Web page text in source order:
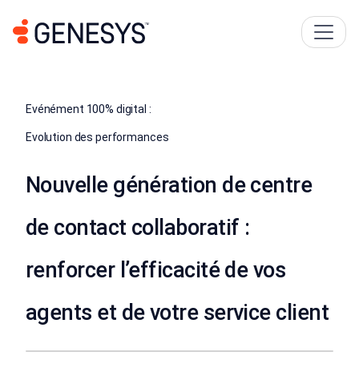
Evénément 100% digital :
Evolution des performances
Nouvelle génération de centre
de contact collaboratif :
renforcer l’efficacité de vos
agents et de votre service client